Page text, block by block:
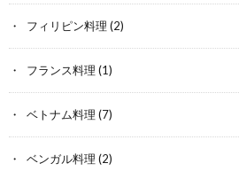
フィリピン料理 (2)
フランス料理 (1)
ベトナム料理 (7)
ベンガル料理 (2)